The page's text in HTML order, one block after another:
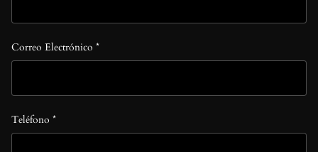
Correo Electrónico *
Teléfono *